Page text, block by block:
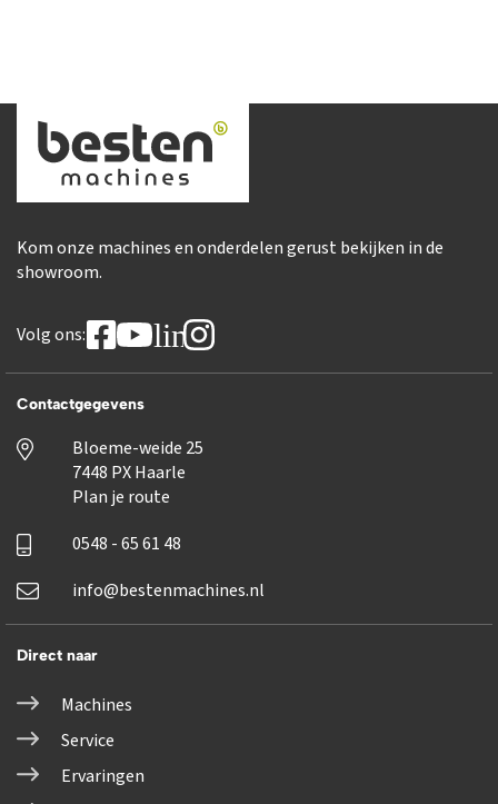
Kom onze machines en onderdelen gerust bekijken in de
showroom.
Volg ons: linkedin
Contactgegevens
Bloeme-weide 25
7448 PX Haarle
Plan je route
0548 - 65 61 48
info@bestenmachines.nl
Direct naar
Machines
Service
Ervaringen